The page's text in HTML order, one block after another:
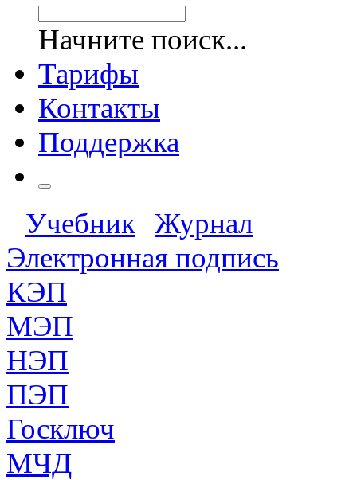
Начните поиск...
Тарифы
Контакты
Поддержка
Учебник
Журнал
Электронная подпись
КЭП
МЭП
НЭП
ПЭП
Госключ
МЧД